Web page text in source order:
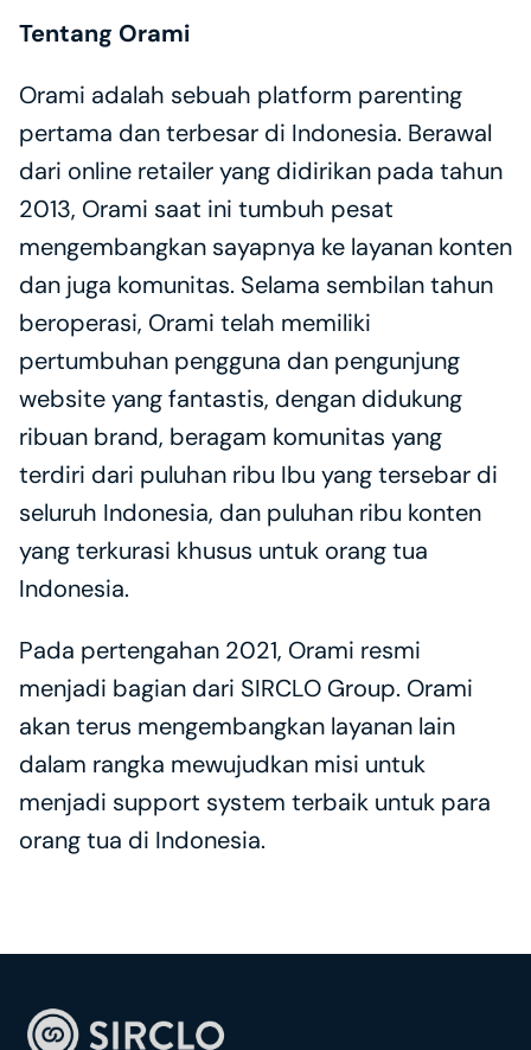
Tentang Orami
Orami adalah sebuah platform parenting
pertama dan terbesar di Indonesia. Berawal
dari online retailer yang didirikan pada tahun
2013, Orami saat ini tumbuh pesat
mengembangkan sayapnya ke layanan konten
dan juga komunitas. Selama sembilan tahun
beroperasi, Orami telah memiliki
pertumbuhan pengguna dan pengunjung
website yang fantastis, dengan didukung
ribuan brand, beragam komunitas yang
terdiri dari puluhan ribu Ibu yang tersebar di
seluruh Indonesia, dan puluhan ribu konten
yang terkurasi khusus untuk orang tua
Indonesia.
Pada pertengahan 2021, Orami resmi
menjadi bagian dari SIRCLO Group. Orami
akan terus mengembangkan layanan lain
dalam rangka mewujudkan misi untuk
menjadi support system terbaik untuk para
orang tua di Indonesia.